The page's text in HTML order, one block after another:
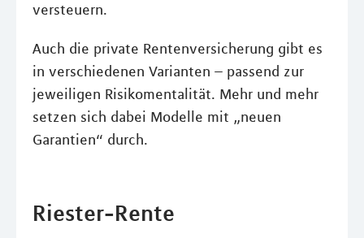
versteuern.
Auch die private Rentenversicherung gibt es
in verschiedenen Varianten – passend zur
jeweiligen Risikomentalität. Mehr und mehr
setzen sich dabei Modelle mit „neuen
Garantien“ durch.
Riester-Rente